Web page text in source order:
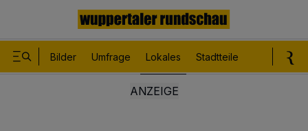
Bilder Umfrage Lokales Stadtteile